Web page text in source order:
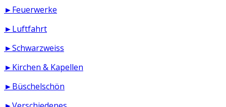
►Feuerwerke
►Luftfahrt
►Schwarzweiss
►Kirchen & Kapellen
►Büschelschön